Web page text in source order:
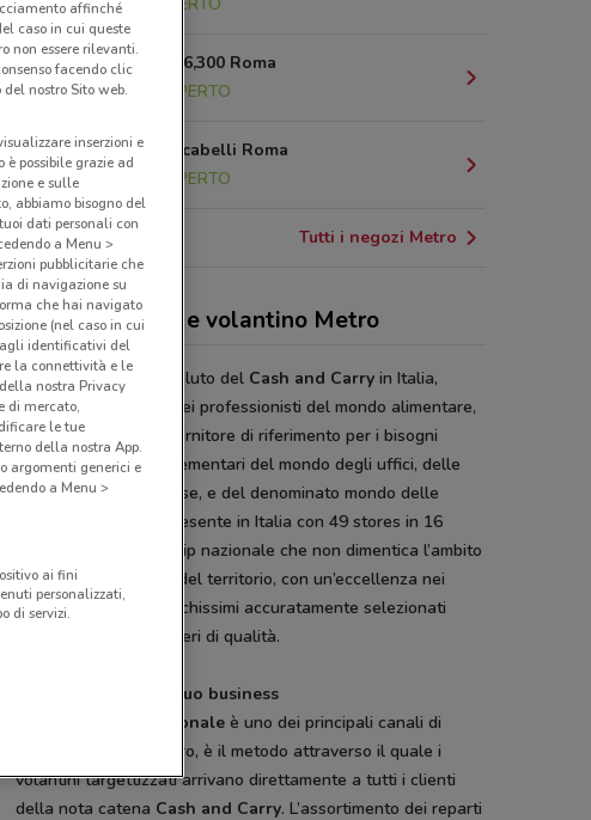
G.R.A. Km. 36,300 Roma
13.8 km
APERTO
Via Dei Boccabelli Roma
APERTO
Tutti i negozi Metro
Cash and Carry e volantino Metro
Metroè il leader assoluto del Cash and Carry in Italia,
partner numero uno dei professionisti del mondo alimentare,
HoReCa e Trader, e fornitore di riferimento per i bisogni
professionali e complementari del mondo degli uffici, delle
piccole e medie imprese, e del denominato mondo delle
partite iva, metro è presente in Italia con 49 stores in 16
Regioni. Una leadership nazionale che non dimentica l’ambito
locale e le specialità del territorio, con un’eccellenza nei
prodotti freschi e freschissimi accuratamente selezionati
secondo i massimi criteri di qualità.
Assortimento per il tuo business
volantino promozionale è uno dei principali canali di
comunicazione di Metro, è il metodo attraverso il quale i
volantini targettizzati arrivano direttamente a tutti i clienti
della nota catena Cash and Carry. L’assortimento dei reparti
affinché
caso in cui queste
non essere rilevanti.
facendo clic
nostro Sito web.
inserzioni e
possibile grazie ad
e sulle
abbiamo bisogno del
dati personali con
a Menu >
pubblicitarie che
di navigazione su
che hai navigato
(nel caso in cui
identificativi del
la connettività e le
nostra Privacy
di mercato,
le tue
della nostra App.
argomenti generici e
a Menu >
ai fini
personalizzati,
di servizi.